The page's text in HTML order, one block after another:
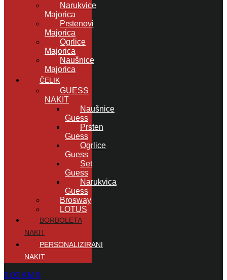
Narukvice
Majorica
Prstenovi
Majorica
Ogrlice
Majorica
Naušnice
Majorica
ČELIK
GUESS
NAKIT
Naušnice
Guess
Prsten
Guess
Ogrlice
Guess
Set
Guess
Narukvica
Guess
Brosway
LOTUS
BORBOLETA
NAKIT
PERSONALIZIRANI
NAKIT
0,00 KM 0